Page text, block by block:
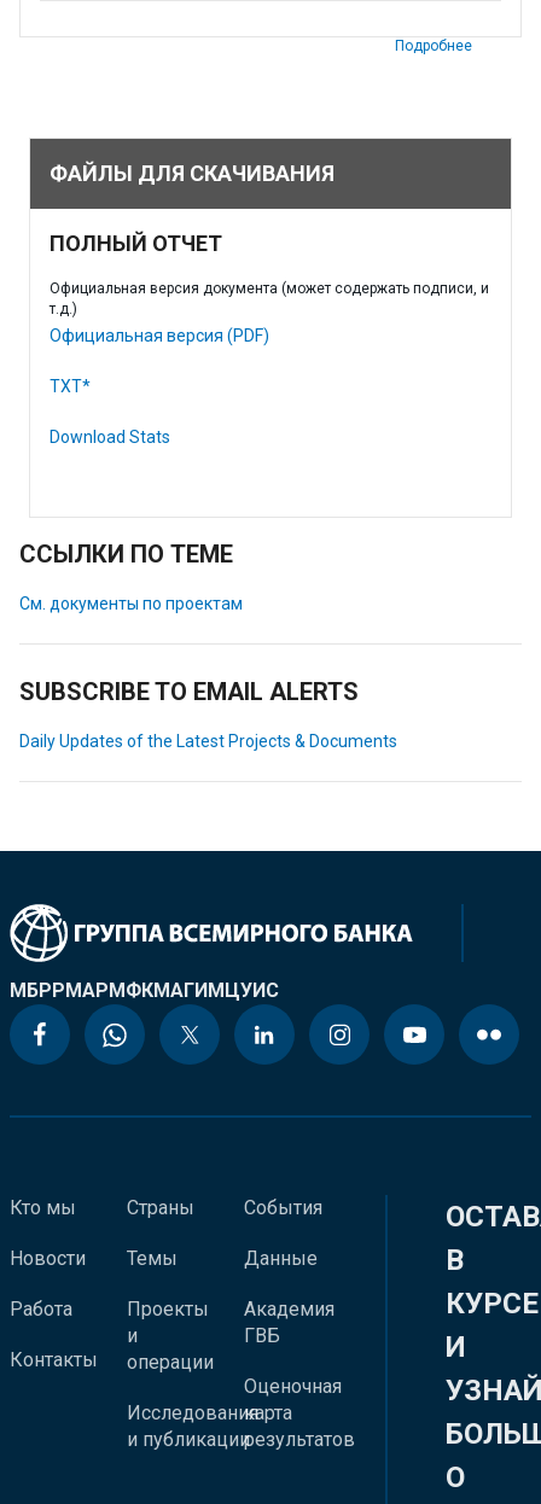
Подробнее
ФАЙЛЫ ДЛЯ СКАЧИВАНИЯ
ПОЛНЫЙ ОТЧЕТ
Официальная версия документа (может содержать подписи, и
т.д.)
Официальная версия (PDF)
TXT*
Download Stats
ССЫЛКИ ПО ТЕМЕ
См. документы по проектам
SUBSCRIBE TO EMAIL ALERTS
Daily Updates of the Latest Projects & Documents
МБРРМАРМФКМАГИМЦУИС
Кто мы
Новости
Работа
Контакты
Страны
Темы
Проекты
и
операции
Исследования
и публикации
События
Данные
Академия
ГВБ
Оценочная
карта
результатов
В
КУРСЕ
И
О